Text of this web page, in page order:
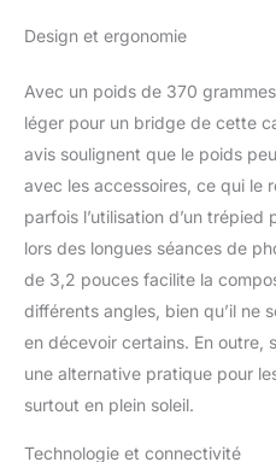
Design et ergonomie
Avec un poids de 370
léger pour un bridge de cette
avis soulignent que le poids
avec les accessoires, ce qui le
parfois l’utilisation d’un
lors des longues séances de
de 3,2 pouces facilite la
différents angles, bien qu’il ne
en décevoir certains. En outre,
une alternative pratique pour
surtout en plein soleil.
Technologie et connectivité